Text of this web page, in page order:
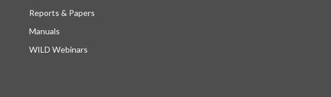
Reports & Papers
Manuals
WILD Webinars